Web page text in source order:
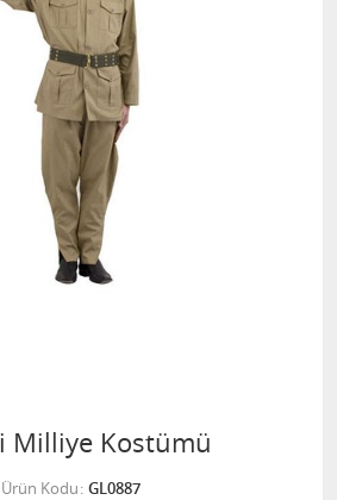
Milliye Kostümü
Ürün Kodu GL0887